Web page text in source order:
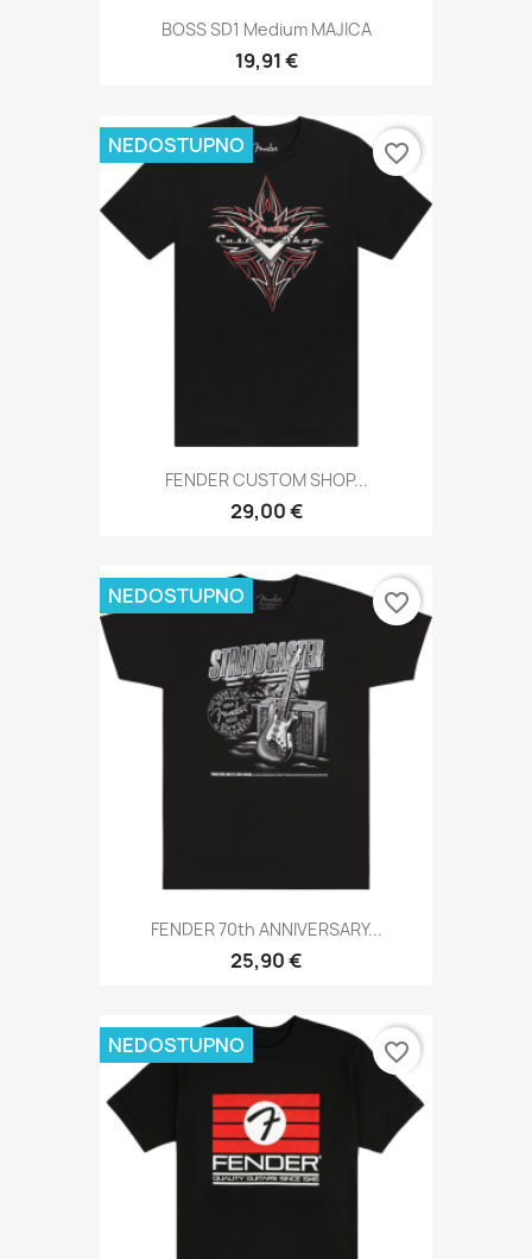
BOSS SD1 Medium MAJICA
19,91 €
FENDER CUSTOM SHOP...
29,00 €
NEDOSTUPNO favorite_border
FENDER 70th ANNIVERSARY...
25,90 €
NEDOSTUPNO favorite_border
NEDOSTUPNO favorite_border